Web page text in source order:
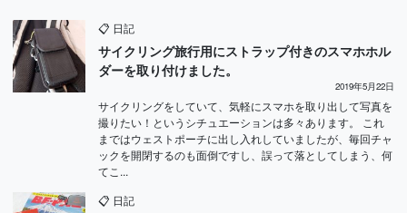
📋 日記
サイクリング旅行用にストラップ付きのスマホホル
ダーを取り付けました。
2019年5月22日
サイクリングをしていて、気軽にスマホを取り出して写真を
撮りたい！というシチュエーションは多々あります。 これ
まではウェストポーチに出し入れしていましたが、毎回チャ
ックを開閉するのも面倒ですし、誤って落としてしまう、何
てこ...
📋 日記